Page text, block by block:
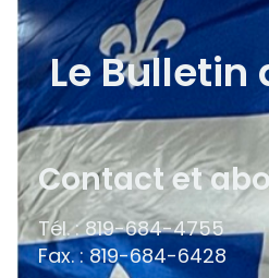
Le Bulletin
Contact et
Tél. : 819-684-4755
Fax. : 819-684-6428